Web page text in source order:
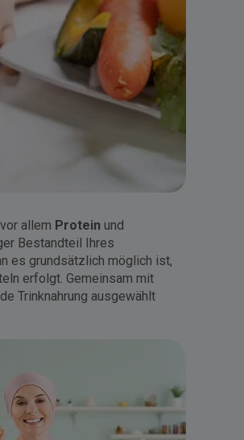
allem Protein und
Bestandteil Ihres
es grundsätzlich möglich ist,
erfolgt. Gemeinsam mit
Trinknahrung ausgewählt